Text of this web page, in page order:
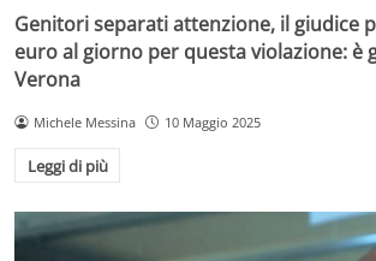
Genitori separati attenzione, il giudice
euro al giorno per questa violazione: è
Verona
Michele Messina 10 Maggio 2025
Leggi di più